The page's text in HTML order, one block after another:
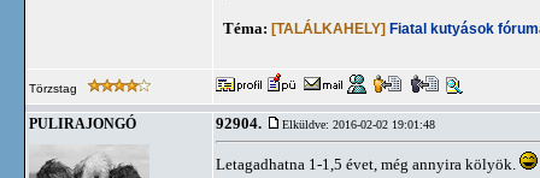
Téma: [TALÁLKAHELY] Fiatal kutyások
Törzstag
PULIRAJONGÓ 92904. Elküldve: 2016-02-02 19:01:48
Letagadhatna 1-1,5 évet, még annyira kölyök.